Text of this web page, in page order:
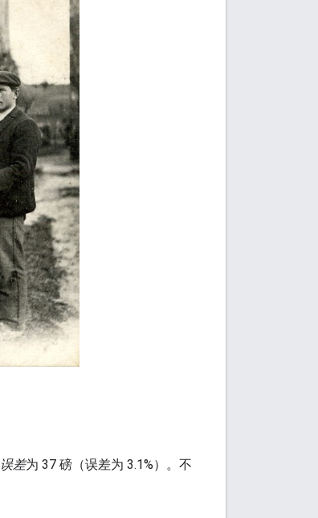
误差为 37 磅（误差为 3.1%）。不